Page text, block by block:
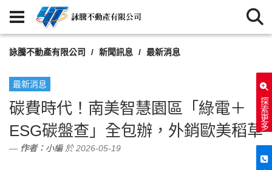
探索更多
詠騰不動產有限公司 新聞訊息 最新消息
最新消息
碳費時代！南美智慧園區「綠電＋
ESG碳盤查」全包辦，外銷歐美稻草
作者： 小編於 2026-05-19